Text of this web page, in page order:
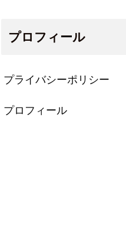
プロフィール
プライバシーポリシー
プロフィール